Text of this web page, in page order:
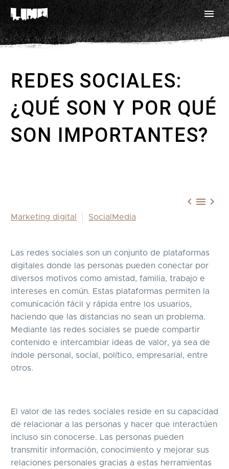
REDES SOCIALES:
¿QUÉ SON Y POR QUÉ
SON IMPORTANTES?
  
Marketing digital SocialMedia
Las redes sociales son un conjunto de plataformas
digitales donde las personas pueden conectar por
diversos motivos como amistad, familia, trabajo e
intereses en común. Estas plataformas permiten la
comunicación fácil y rápida entre los usuarios,
haciendo que las distancias no sean un problema.
Mediante las redes sociales se puede compartir
contenido e intercambiar ideas de valor, ya sea de
índole personal, social, político, empresarial, entre
otros.
El valor de las redes sociales reside en su capacidad
de relacionar a las personas y hacer que interactúen
incluso sin conocerse. Las personas pueden
transmitir información, conocimiento y mejorar sus
relaciones personales gracias a estas herramientas